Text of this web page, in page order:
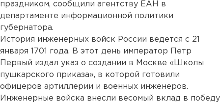
праздником, сообщили агентству ЕАН в
департаменте информационной политики
губернатора.
История инженерных войск России ведется с 21
января 1701 года. В этот день император Петр
Первый издал указ о создании в Москве «Школы
пушкарского приказа», в которой готовили
офицеров артиллерии и военных инженеров.
Инженерные войска внесли весомый вклад в победу